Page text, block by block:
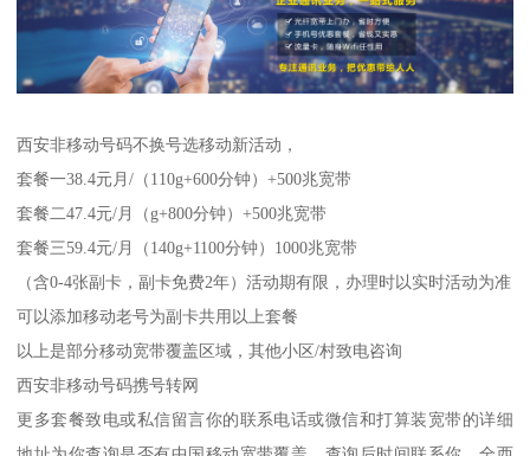
西安非移动号码不换号选移动新活动，
套餐一38.4元月/（110g+600分钟）+500兆宽带
套餐二47.4元/月（g+800分钟）+500兆宽带
套餐三59.4元/月（140g+1100分钟）1000兆宽带
（含0-4张副卡，副卡免费2年）活动期有限，办理时以实时活动为准
可以添加移动老号为副卡共用以上套餐
以上是部分移动宽带覆盖区域，其他小区/村致电咨询
西安非移动号码携号转网
更多套餐致电或私信留言你的联系电话或微信和打算装宽带的详细